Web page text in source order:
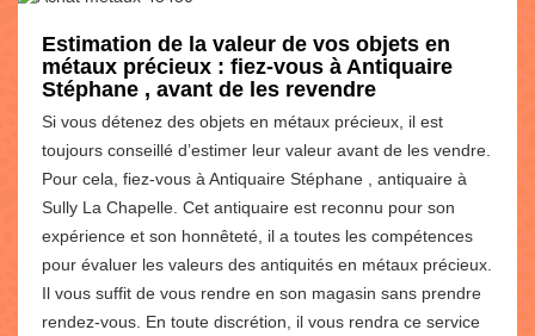
Estimation de la valeur de vos objets en
métaux précieux : fiez-vous à Antiquaire
Stéphane , avant de les revendre
Si vous détenez des objets en métaux précieux, il est
toujours conseillé d’estimer leur valeur avant de les vendre.
Pour cela, fiez-vous à Antiquaire Stéphane , antiquaire à
Sully La Chapelle. Cet antiquaire est reconnu pour son
expérience et son honnêteté, il a toutes les compétences
pour évaluer les valeurs des antiquités en métaux précieux.
Il vous suffit de vous rendre en son magasin sans prendre
rendez-vous. En toute discrétion, il vous rendra ce service